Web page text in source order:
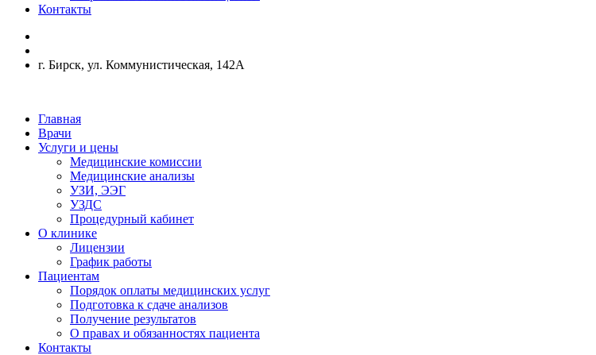
Контакты
г. Бирск, ул. Коммунистическая, 142А
Главная
Врачи
Услуги и цены
Медицинские комиссии
Медицинские анализы
УЗИ, ЭЭГ
УЗДС
Процедурный кабинет
О клинике
Лицензии
График работы
Пациентам
Порядок оплаты медицинских услуг
Подготовка к сдаче анализов
Получение результатов
О правах и обязанностях пациента
Контакты